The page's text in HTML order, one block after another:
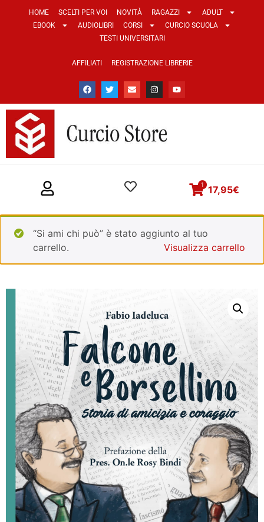
HOME SCELTI PER VOI NOVITÀ RAGAZZI
ADULT
EBOOK
AUDIOLIBRI CORSI
CURCIO SCUOLA
TESTI UNIVERSITARI
AFFILIATI REGISTRAZIONE LIBRERIE
17,95€
1
“Si ami chi può” è stato aggiunto al tuo
carrello.
Visualizza carrello